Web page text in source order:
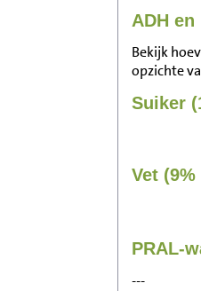
ADH en
Bekijk
opzichte
Suiker
Vet (9%
PRAL-
---